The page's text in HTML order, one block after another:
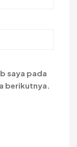
saya pada
berikutnya.